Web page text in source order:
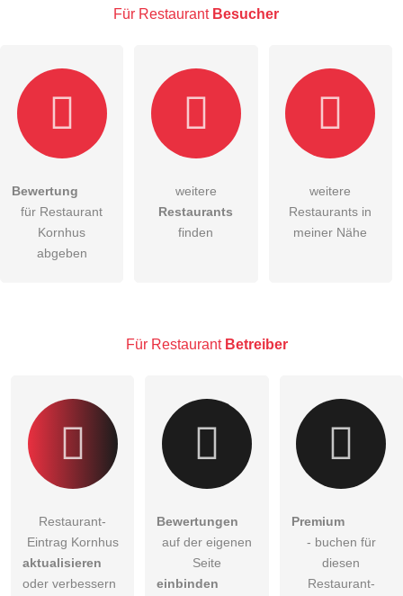
E-Mail-Adresse (wird nicht veröffentlicht)
Hiermit akzeptiere ich dieAGB
DieDatenschutzerklärung habe ich zur Kenntnis genommen.
Besucher sichtbar.
Für Restaurant Besucher
Bewertung
für Restaurant
Kornhus
abgeben
weitere
Restaurants
finden
weitere
Restaurants in
meiner Nähe
Für Restaurant Betreiber
Restaurant-
Eintrag Kornhus
aktualisieren
oder verbessern
Bewertungen
auf der eigenen
Seite
einbinden
Premium
- buchen für
diesen
Restaurant-